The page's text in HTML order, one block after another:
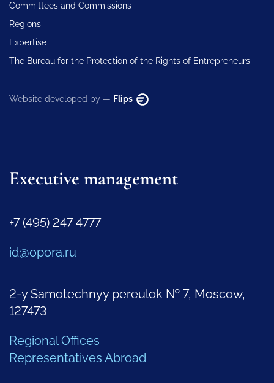
Committees and Commissions
Regions
Expertise
The Bureau for the Protection of the Rights of Entrepreneurs
Website developed by — Flips
Executive management
+7 (495) 247 4777
id@opora.ru
2-y Samotechnyy pereulok № 7, Moscow,
127473
Regional Offices
Representatives Abroad